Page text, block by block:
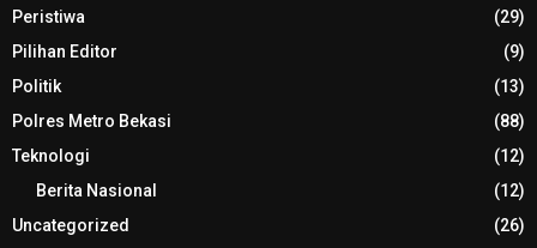
Peristiwa
(29)
Pilihan Editor
(9)
Politik
(13)
Polres Metro Bekasi
(88)
Teknologi
(12)
Berita Nasional
(12)
Uncategorized
(26)